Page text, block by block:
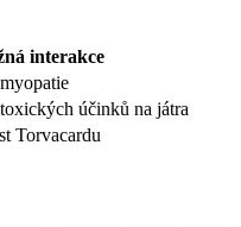
interakce
účinků na játra
Torvacardu